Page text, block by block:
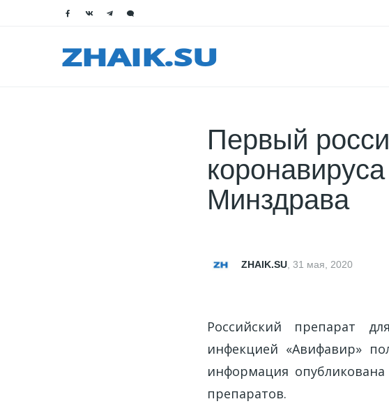
Первый
Минздрава
ZHAIK.SU, 31 мая, 2020
Российский препарат
инфекцией «Авифавир»
информация
препаратов.